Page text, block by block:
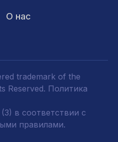
О нас
trademark of the
Reserved. Политика
(3) в соответствии с
правилами.